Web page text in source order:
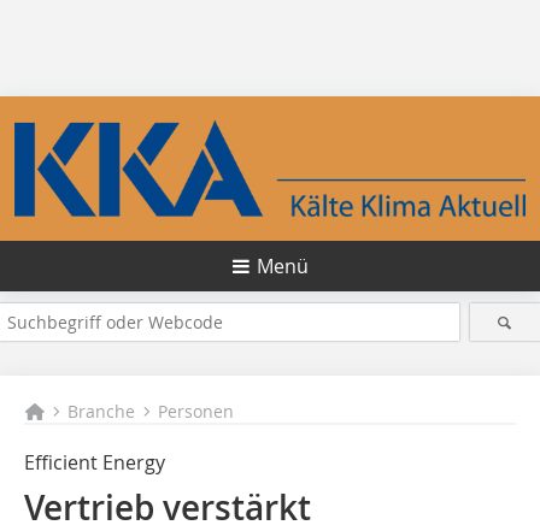
Menü
Branche Personen
Efficient Energy
Vertrieb verstärkt